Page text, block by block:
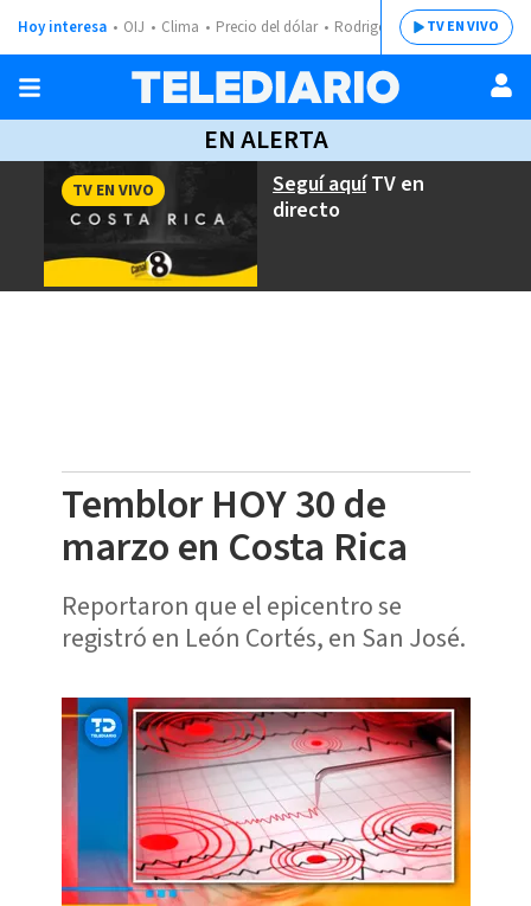
Hoy interesa OIJ Clima Precio del dólar Rodrigo ChavesTV EN VIVO
EN ALERTA
Seguí aquíTV en
directo
TV EN VIVO
Temblor HOY 30 de
marzo en Costa Rica
Reportaron que el epicentro se
registró en León Cortés, en San José.